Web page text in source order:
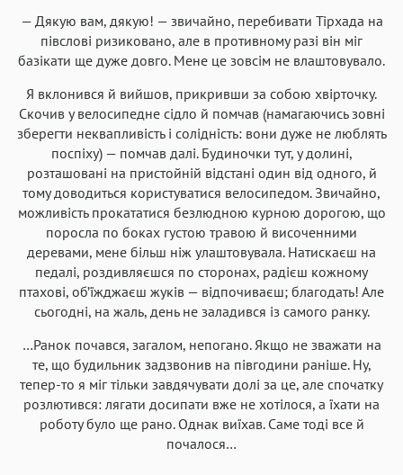
— Дякую вам, дякую! — звичайно, перебивати Тірхада на
півслові ризиковано, але в противному разі він міг
базікати ще дуже довго. Мене це зовсім не влаштовувало.
Я вклонився й вийшов, прикривши за собою хвірточку.
Скочив у велосипедне сідло й помчав (намагаючись зовні
зберегти неквапливість і солідність: вони дуже не люблять
поспіху) — помчав далі. Будиночки тут, у долині,
розташовані на пристойній відстані один від одного, й
тому доводиться користуватися велосипедом. Звичайно,
можливість прокататися безлюдною курною дорогою, що
поросла по боках густою травою й височенними
деревами, мене більш ніж улаштовувала. Натискаєш на
педалі, роздивляєшся по сторонах, радієш кожному
птахові, об’їжджаєш жуків — відпочиваєш; благодать! Але
сьогодні, на жаль, день не заладився із самого ранку.
…Ранок почався, загалом, непогано. Якщо не зважати на
те, що будильник задзвонив на півгодини раніше. Ну,
тепер-то я міг тільки завдячувати долі за це, але спочатку
розлютився: лягати досипати вже не хотілося, а їхати на
роботу було ще рано. Однак виїхав. Саме тоді все й
почалося…